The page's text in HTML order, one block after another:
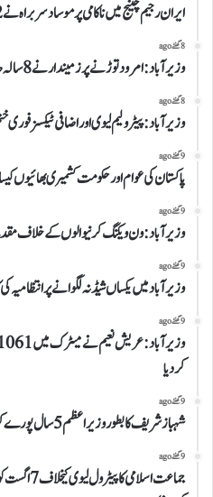
ایران رجیم چینج میں ناکامی پر موساد سربراہ نے 2 سینئر افسران کو عہدوں سے ہٹا دیا
8 گھنٹے ago
وزیرآباد:امرود توڑنے پر زمیندار نے 8 سالہ طالب علم کی ٹانگ اور کولہے کی ہڈی توڑ دی
8 گھنٹے ago
وزیرآباد:پیٹرولیم لیوی اوراضافی ٹیکسز فوری
9 گھنٹے ago
پاکستان کی عوام اور حکومت کشمیری بھائیوں
9 گھنٹے ago
وزیرآباد:ون ویلنگ کرنیوالوں کے خلاف
9 گھنٹے ago
وزیرآباد میں یکساں شیڈ نہ لگوانے پر
9 گھنٹے ago
کردیا
9 گھنٹے ago
شہباز شریف کا بطور وزیراعظم 5 سال پورے کرنا مشکل ہے،بیرسٹر گوہر
9 گھنٹے ago